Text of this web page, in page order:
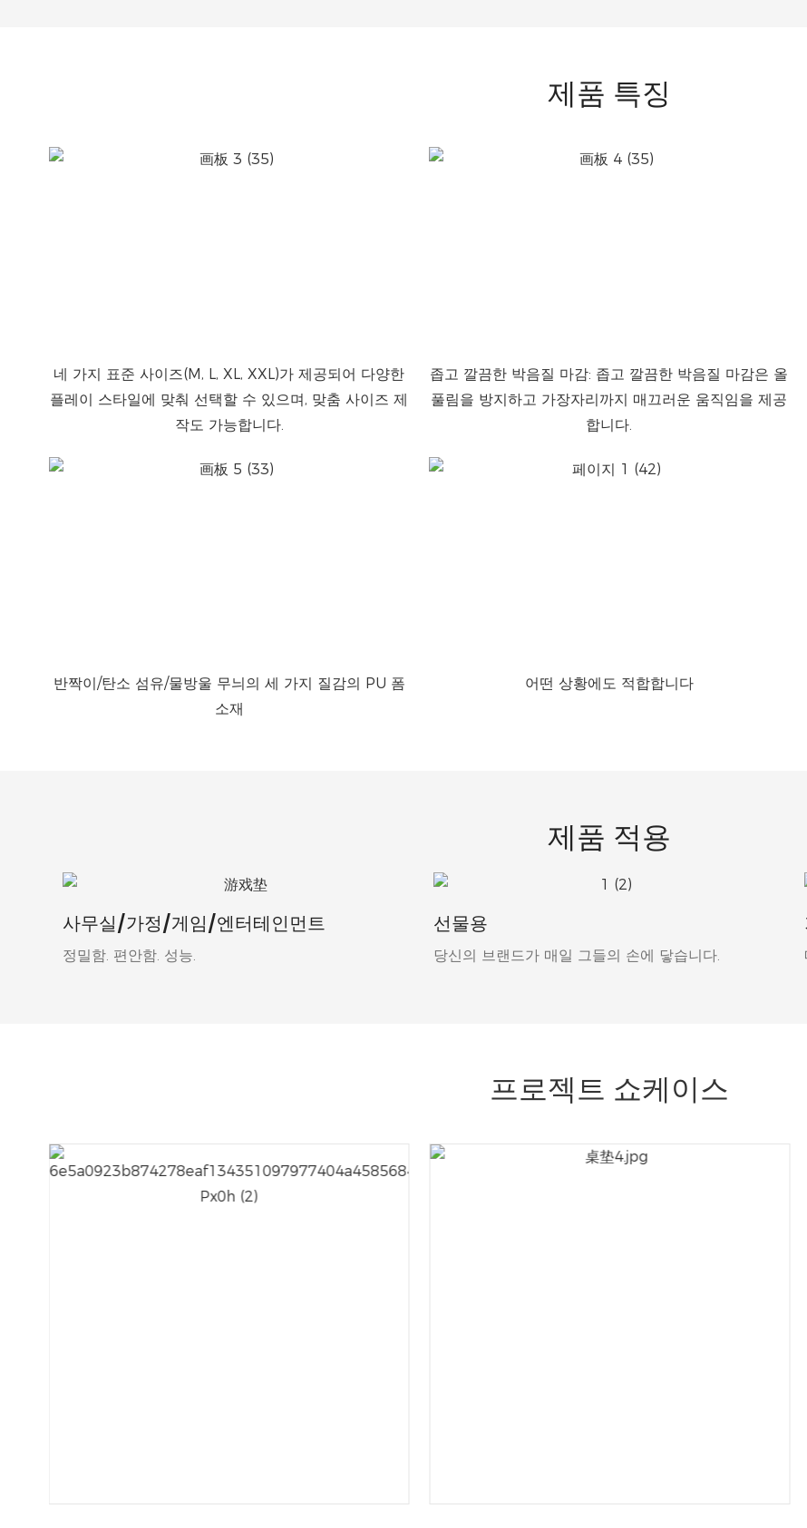
제품 특징
네 가지 표준 사이즈(M, L, XL, XXL)가 제공되어 다양한
플레이 스타일에 맞춰 선택할 수 있으며, 맞춤 사이즈 제
작도 가능합니다.
좁고 깔끔한 박음질 마감: 좁고 깔끔한 박음질 마감은 올
풀림을 방지하고 가장자리까지 매끄러운 움직임을 제공
합니다.
반짝이/탄소 섬유/물방울 무늬의 세 가지 질감의 PU 폼
소재
어떤 상황에도 적합합니다
제품 적용
사무실/가정/게임/엔터테인먼트
정밀함. 편안함. 성능.
선물용
당신의 브랜드가 매일 그들의 손에 닿습니다.
프로젝트 쇼케이스